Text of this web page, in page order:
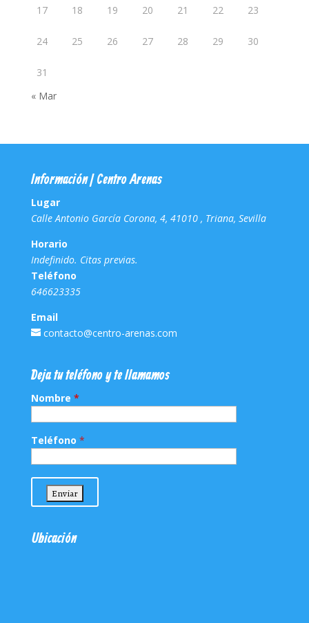
17 18 19 20 21 22 23
24 25 26 27 28 29 30
31
« Mar
Información | Centro Arenas
Lugar
Calle Antonio García Corona, 4, 41010 , Triana, Sevilla
Horario
Indefinido. Citas previas.
Teléfono
646623335
Email
contacto@centro-arenas.com
Deja tu teléfono y te llamamos
Nombre *
Teléfono *
Ubicación